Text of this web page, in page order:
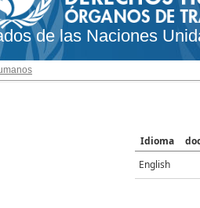
de las Naciones
Idioma
English